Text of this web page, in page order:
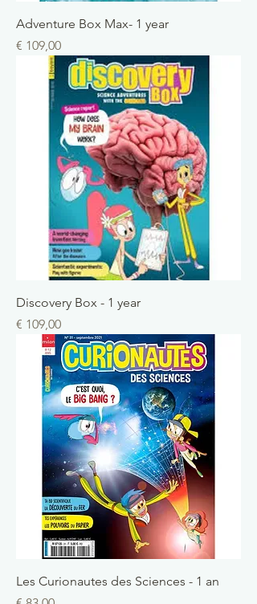
Adventure Box Max- 1 year
Prix
€ 109,00
Discovery Box - 1 year
Prix
€ 109,00
Les Curionautes des Sciences - 1 an